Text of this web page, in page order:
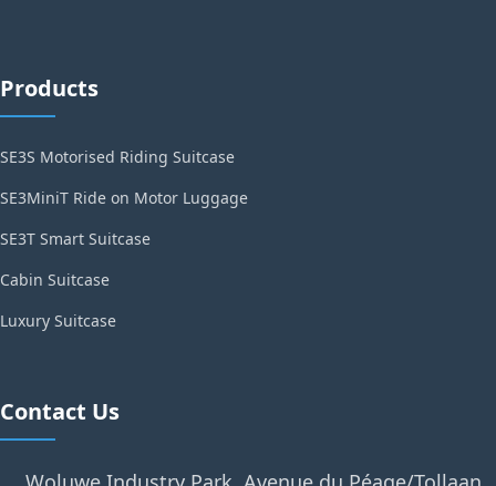
Products
SE3S Motorised Riding Suitcase
SE3MiniT Ride on Motor Luggage
SE3T Smart Suitcase
Cabin Suitcase
Luxury Suitcase
Contact Us